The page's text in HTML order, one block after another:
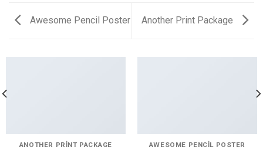
Awesome Pencil Poster Another Print Package
ANOTHER PRINT PACKAGE AWESOME PENCIL POSTER